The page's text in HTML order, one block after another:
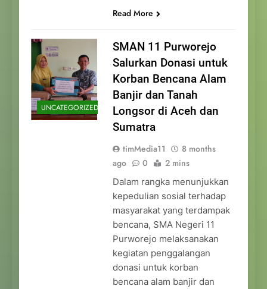
Read More
UNCATEGORIZED
SMAN 11 Purworejo
Salurkan Donasi untuk
Korban Bencana Alam
Banjir dan Tanah
Longsor di Aceh dan
Sumatra
timMedia11
8 months
ago
0 2 mins
Dalam rangka menunjukkan
kepedulian sosial terhadap
masyarakat yang terdampak
bencana, SMA Negeri 11
Purworejo melaksanakan
kegiatan penggalangan
donasi untuk korban
bencana alam banjir dan